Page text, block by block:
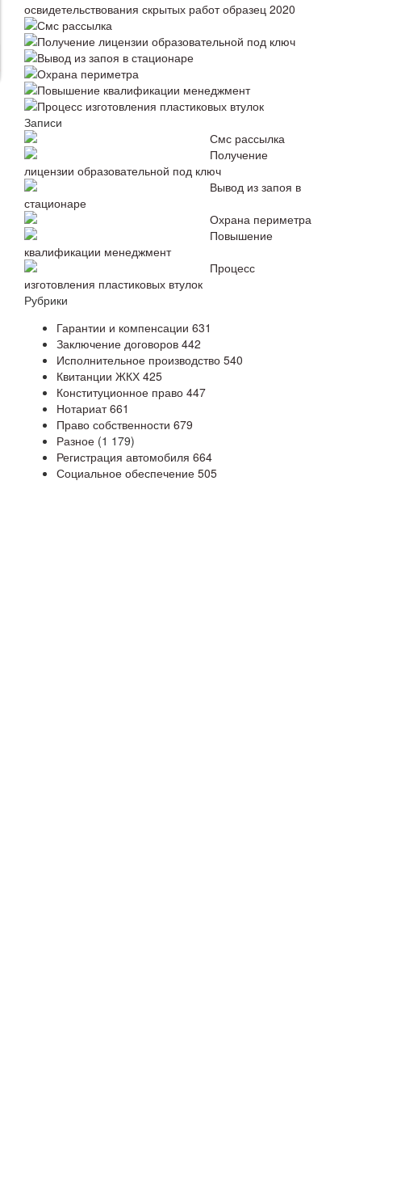
освидетельствования скрытых работ образец 2020
Смс рассылка
Получение лицензии образовательной под ключ
Вывод из запоя в стационаре
Охрана периметра
Повышение квалификации менеджмент
Процесс изготовления пластиковых втулок
Записи
Смс рассылка
Получение
лицензии образовательной под ключ
Вывод из запоя в
стационаре
Охрана периметра
Повышение
квалификации менеджмент
Процесс
изготовления пластиковых втулок
Рубрики
Гарантии и компенсации 631
Заключение договоров 442
Исполнительное производство 540
Квитанции ЖКХ 425
Конституционное право 447
Нотариат661
Право собственности 679
Разное (1 179)
Регистрация автомобиля 664
Социальное обеспечение 505